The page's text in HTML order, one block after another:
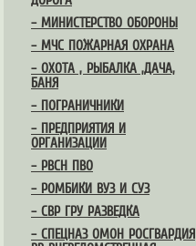
– МИНИСТЕРСТВО ОБОРОНЫ
– МЧС ПОЖАРНАЯ ОХРАНА
– ОХОТА , РЫБАЛКА ,ДАЧА,
БАНЯ
– ПОГРАНИЧНИКИ
– ПРЕДПРИЯТИЯ И
ОРГАНИЗАЦИИ
– РВСН ПВО
– РОМБИКИ ВУЗ И СУЗ
– СВР ГРУ РАЗВЕДКА
– СПЕЦНАЗ ОМОН РОСГВАРДИЯ